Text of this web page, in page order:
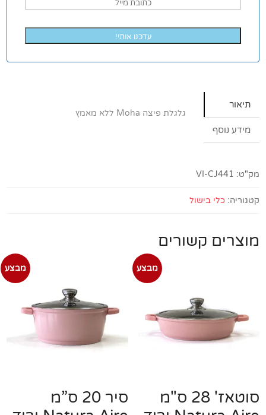
עדכנו אותי!
תיאור
מידע נוסף
גלגלת פיצה Moha ללא מאמץ
מק"ט: VI-CJ441
קטגוריה:כלי בישול
מוצרים קשורים
מבצע
סוטאז' 28 ס"מ
מבצע
סיר 20 ס”מ